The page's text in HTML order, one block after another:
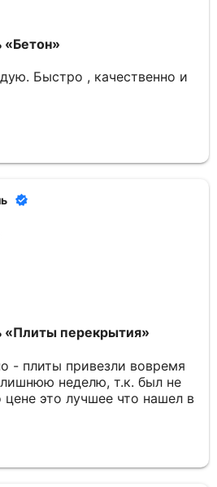
«Бетон»
Быстро , качественно и
«Плиты перекрытия»
- плиты привезли вовремя
неделю, т.к. был не
это лучшее что нашел в
спасибо Юлии за